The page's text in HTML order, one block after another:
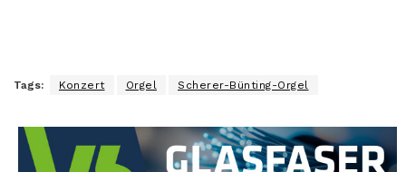
Tags: Konzert Orgel Scherer-Bünting-Orgel